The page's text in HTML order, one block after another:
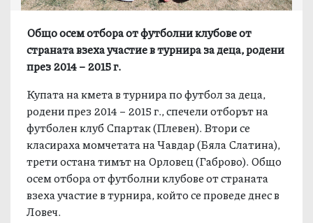
Общо осем отбора от футболни клубове от
страната взеха участие в турнира за деца, родени
през 2014 – 2015 г.
Купата на кмета в турнира по футбол за деца,
родени през 2014 – 2015 г., спечели отборът на
футболен клуб Спартак (Плевен). Втори се
класираха момчетата на Чавдар (Бяла Слатина),
трети остана тимът на Орловец (Габрово). Общо
осем отбора от футболни клубове от страната
взеха участие в турнира, който се проведе днес в
Ловеч.